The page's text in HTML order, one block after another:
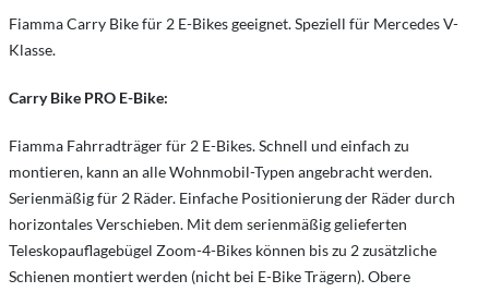
Fiamma Carry Bike für 2 E-Bikes geeignet. Speziell für Mercedes V-
Klasse.
Carry Bike PRO E-Bike:
Fiamma Fahrradträger für 2 E-Bikes. Schnell und einfach zu
montieren, kann an alle Wohnmobil-Typen angebracht werden.
Serienmäßig für 2 Räder. Einfache Positionierung der Räder durch
horizontales Verschieben. Mit dem serienmäßig gelieferten
Teleskopauflagebügel Zoom-4-Bikes können bis zu 2 zusätzliche
Schienen montiert werden (nicht bei E-Bike Trägern). Obere